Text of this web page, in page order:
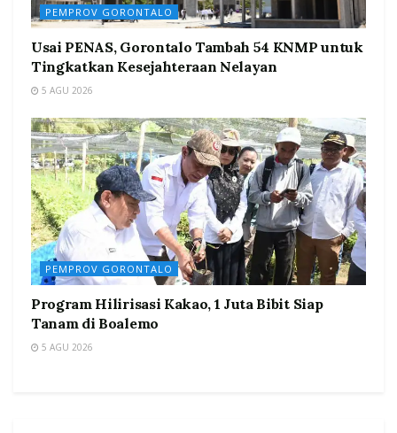
PEMPROV GORONTALO
Usai PENAS, Gorontalo Tambah 54 KNMP untuk
Tingkatkan Kesejahteraan Nelayan
5 AGU 2026
PEMPROV GORONTALO
Program Hilirisasi Kakao, 1 Juta Bibit Siap
Tanam di Boalemo
5 AGU 2026